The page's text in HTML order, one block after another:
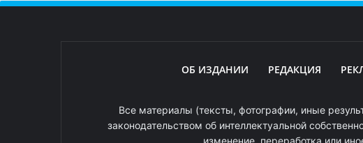
ОБ ИЗДАНИИ РЕДАКЦИЯ
Все материалы (тексты, фотографии, иные
законодательством об интеллектуальной
изменение, переработка или